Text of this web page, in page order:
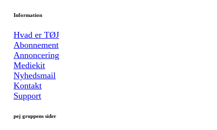
Information
Hvad er TØJ
Abonnement
Annoncering
Mediekit
Nyhedsmail
Kontakt
Support
pej gruppens sider